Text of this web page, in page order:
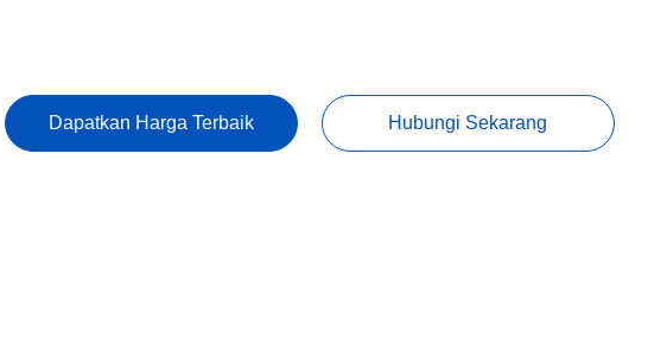
Dapatkan Harga Terbaik Hubungi Sekarang